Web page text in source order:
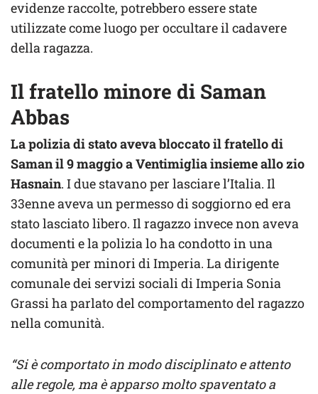
evidenze raccolte, potrebbero essere state
utilizzate come luogo per occultare il cadavere
della ragazza.
Il fratello minore di Saman
Abbas
La polizia di stato aveva bloccato il fratello di
Saman il 9 maggio a Ventimiglia insieme allo zio
Hasnain. I due stavano per lasciare l’Italia. Il
33enne aveva un permesso di soggiorno ed era
stato lasciato libero. Il ragazzo invece non aveva
documenti e la polizia lo ha condotto in una
comunità per minori di Imperia. La dirigente
comunale dei servizi sociali di Imperia Sonia
Grassi ha parlato del comportamento del ragazzo
nella comunità.
“Si è comportato in modo disciplinato e attento
alle regole, ma è apparso molto spaventato a